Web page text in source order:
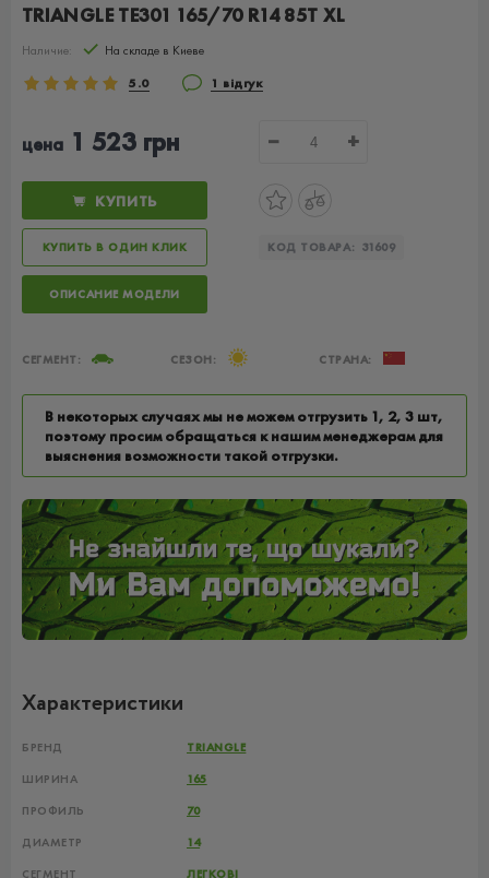
TRIANGLE TE301 165/70 R14 85T XL
Наличие:
На складе в Киеве
5.0
1 відгук
цена 1 523 грн − +
КУПИТЬ
КУПИТЬ В ОДИН КЛИК КОД ТОВАРА: 31609
ОПИСАНИЕ МОДЕЛИ
СЕГМЕНТ: СЕЗОН: СТРАНА:
В некоторых случаях мы не можем отгрузить 1, 2, 3 шт,
поэтому просим обращаться к нашим менеджерам для
выяснения возможности такой отгрузки.
Характеристики
БРЕНД TRIANGLE
ШИРИНА 165
ПРОФИЛЬ 70
ДИАМЕТР 14
СЕГМЕНТ ЛЕГКОВІ